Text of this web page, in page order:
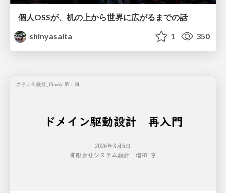
個人OSSが、机の上から世界に広がるまでの話
shinyasaita
1 350